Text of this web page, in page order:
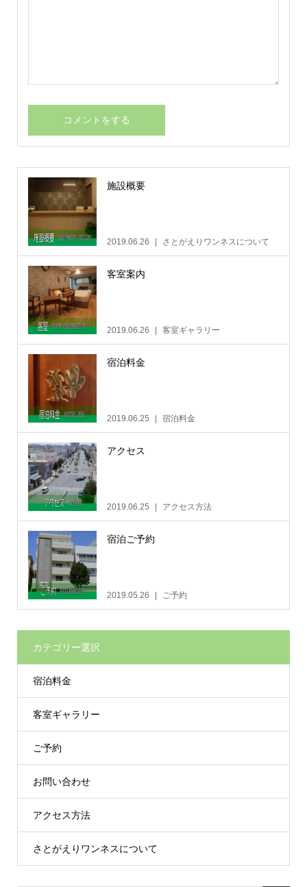
施設概要
2019.06.26 さとがえりワンネスについて
客室案内
2019.06.26 客室ギャラリー
宿泊料金
2019.06.25 宿泊料金
アクセス
2019.06.25 アクセス方法
宿泊ご予約
2019.05.26 ご予約
カテゴリー選択
宿泊料金
客室ギャラリー
ご予約
お問い合わせ
アクセス方法
さとがえりワンネスについて